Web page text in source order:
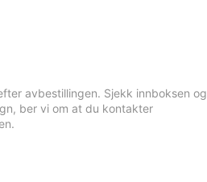
avbestillingen. Sjekk innboksen og
ber vi om at du kontakter